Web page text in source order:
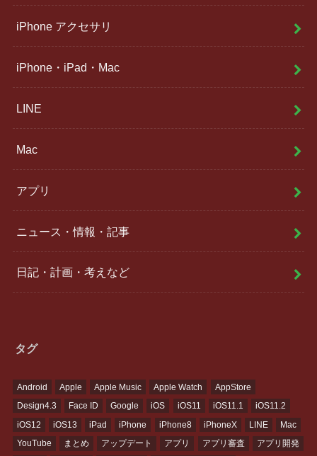
iPhone アクセサリ
iPhone・iPad・Mac
LINE
Mac
アプリ
ニュース・情報・記事
日記・計画・考えなど
タグ
Android Apple Apple Music Apple Watch
AppStore
Design4.3
Face ID Google iOS iOS11 iOS11.1
iOS11.2
iOS12
iOS13 iPad iPhone iPhone8 iPhoneX LINE
Mac
YouTube
まとめ アップデート アプリ アプリ審査
アプリ開発